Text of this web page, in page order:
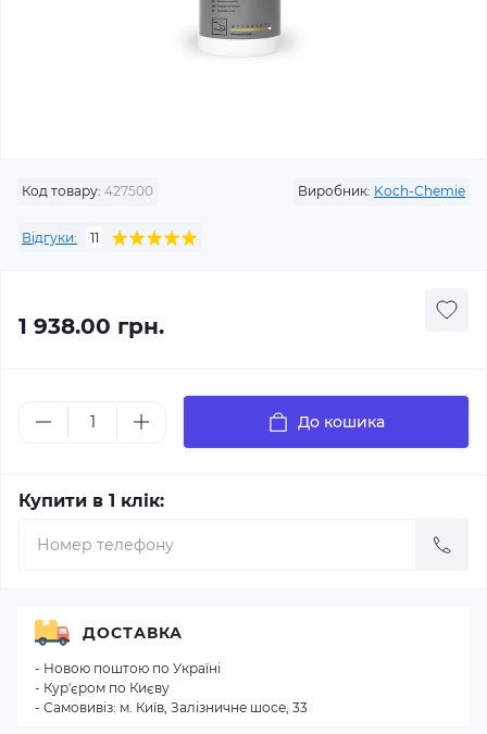
Код товару: 427500 Виробник: Koch-Chemie
Відгуки: 11
1 938.00 грн.
До кошика
Купити в 1 клік:
ДОСТАВКА
- Новою поштою по Україні
- Кур'єром по Києву
- Самовивіз: м. Київ, Залізничне шосе, 33